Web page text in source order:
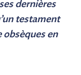
dernières
testament
en